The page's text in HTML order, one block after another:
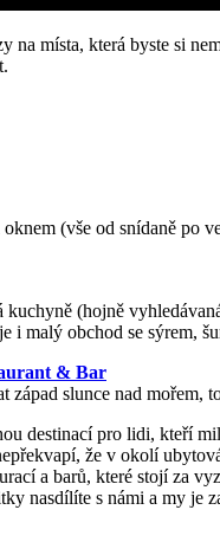
na místa, která byste si
(vše od snídaně po
kuchyně (hojně
i malý obchod se sýrem,
& Bar
západ slunce nad mořem,
destinací pro lidi, kteří
že v okolí
a barů, které stojí za
nasdílíte s námi a my je